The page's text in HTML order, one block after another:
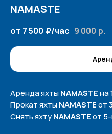
NAMASTE
от 7 500 ₽/час 9 000р.
Аренда яхтыNAMASTEна
Прокат яхтыNAMASTEот
Снять яхтуNAMASTEот